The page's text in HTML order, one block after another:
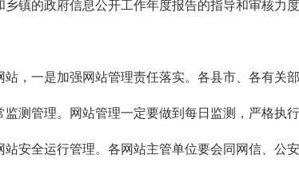
镇的政府信息公开工作年度报告的指导和审核力
，一是加强网站管理责任落实。各县市、各有关
测管理。网站管理一定要做到每日监测，严格执
安全运行管理。各网站主管单位要会同网信、公